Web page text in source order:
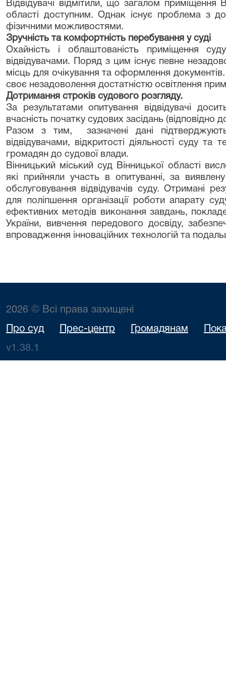
Відвідувачі відмітили, що загалом приміщення
області доступним. Однак існує проблема з
фізичними можливостями.
Зручність та комфортність перебування у суді
Охайність і облаштованість приміщення
відвідувачами. Поряд з цим існує певне
місць для очікування та оформлення
своє незадоволення достатністю освітлення
Дотримання строків судового розгляду.
За результатами опитування відвідувачі
вчасність початку судових засідань (відповідно
Разом з тим, зазначені дані
відвідувачами, відкритості діяльності суду та
громадян до судової влади.
Вінницький міський суд Вінницької області
які прийняли участь в опитуванні, за
обслуговування відвідувачів суду. Отримані
для поліпшення організації роботи апарату
ефективних методів виконання завдань,
України, вивчення передового досвіду,
впровадження інноваційних технологій та
2026 © Всі права захищені
Про суд Прес-центр Громадянам
v1.38.1